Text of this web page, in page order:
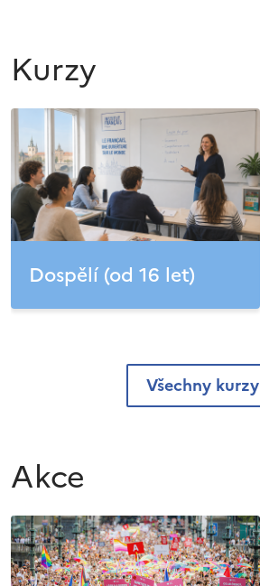
Kurzy
Dospělí (od 16 let)
Všechny kurzy
Akce